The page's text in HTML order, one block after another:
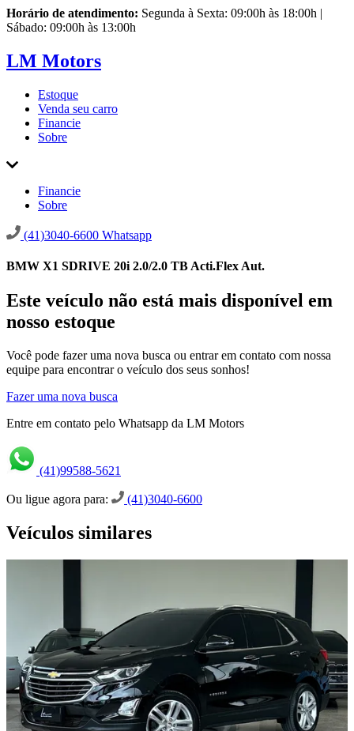
Horário de atendimento: Segunda à Sexta: 09:00h às 18:00h |
Sábado: 09:00h às 13:00h
LM Motors
Estoque
Venda seu carro
Financie
Sobre
Financie
Sobre
(41)3040-6600 Whatsapp
BMW X1 SDRIVE 20i 2.0/2.0 TB Acti.Flex Aut.
Este veículo não está mais disponível em
nosso estoque
Você pode fazer uma nova busca ou entrar em contato com nossa
equipe para encontrar o veículo dos seus sonhos!
Fazer uma nova busca
Entre em contato pelo Whatsapp da LM Motors
(41)99588-5621
Ou ligue agora para: (41)3040-6600
Veículos similares